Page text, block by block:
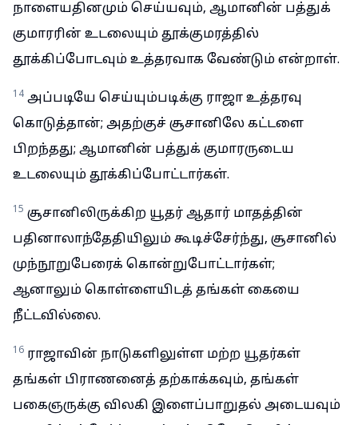
நாளையதினமும் செய்யவும், ஆமானின் பத்துக்
குமாரரின் உடலையும் தூக்குமரத்தில்
தூக்கிப்போடவும் உத்தரவாக வேண்டும் என்றாள்.
14 அப்படியே செய்யும்படிக்கு ராஜா உத்தரவு
கொடுத்தான்; அதற்குச் சூசானிலே கட்டளை
பிறந்தது; ஆமானின் பத்துக் குமாரருடைய
உடலையும் தூக்கிப்போட்டார்கள்.
15 சூசானிலிருக்கிற யூதர் ஆதார் மாதத்தின்
பதினாலாந்தேதியிலும் கூடிச்சேர்ந்து, சூசானில்
முந்நூறுபேரைக் கொன்றுபோட்டார்கள்;
ஆனாலும் கொள்ளையிடத் தங்கள் கையை
நீட்டவில்லை.
16 ராஜாவின் நாடுகளிலுள்ள மற்ற யூதர்கள்
தங்கள் பிராணனைத் தற்காக்கவும், தங்கள்
பகைஞருக்கு விலகி இளைப்பாறுதல் அடையவும்